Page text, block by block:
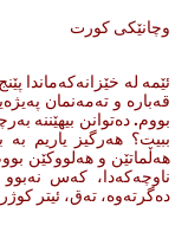
وچانێکی کورت
ئێمه‌ له‌ خێزانه‌که‌ماندا
قه‌باره‌ و ته‌مه‌نمان
بووم. ده‌توانن بیهێننه‌
ببیت؟ هه‌رگیز یاریم به‌
هه‌ڵماتێن‌ و هه‌لووکێن
ناوچه‌کەدا، که‌س
ده‌گرته‌وه‌، ته‌ق، ئیتر